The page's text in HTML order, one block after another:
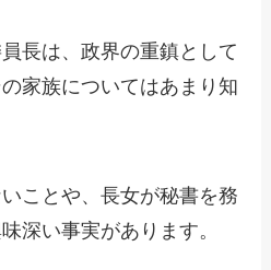
長は、政界の重鎮として
家族についてはあまり知
ことや、長女が秘書を務
深い事実があります。